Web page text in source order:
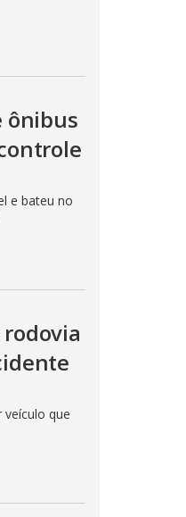
ônibus
e bateu no
que